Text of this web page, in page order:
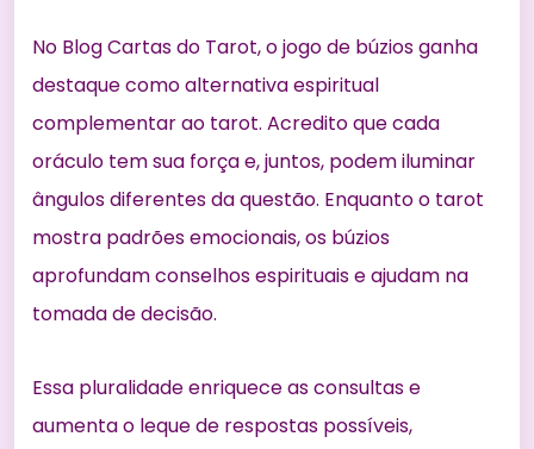
No Blog Cartas do Tarot, o jogo de búzios ganha
destaque como alternativa espiritual
complementar ao tarot. Acredito que cada
oráculo tem sua força e, juntos, podem iluminar
ângulos diferentes da questão. Enquanto o tarot
mostra padrões emocionais, os búzios
aprofundam conselhos espirituais e ajudam na
tomada de decisão.
Essa pluralidade enriquece as consultas e
aumenta o leque de respostas possíveis,